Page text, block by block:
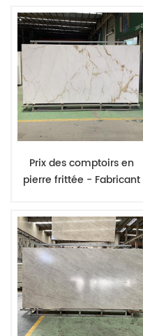
pierre reconstituée noire
veinée de blanc
Prix des comptoirs en
pierre frittée - Fabricant
pierre frittée - Dalles de
12 mm - Couleurs
mélangées -
Conditionnement en
conteneur complet